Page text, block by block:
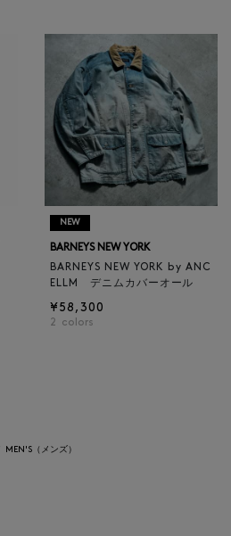
NEW
BARNEYS NEW YORK
BARNEYS NEW YORK by ANC
ELLM デニムカバーオール
¥58,300
2 colors
MEN'S（メンズ）